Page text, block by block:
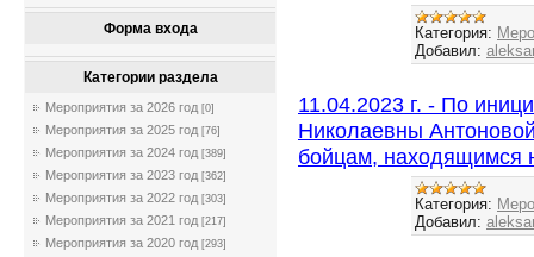
Форма входа
Категории раздела
Мероприятия за 2026 год [0]
Мероприятия за 2025 год [76]
Мероприятия за 2024 год [389]
Мероприятия за 2023 год [362]
Мероприятия за 2022 год [303]
Мероприятия за 2021 год [217]
Мероприятия за 2020 год [293]
Категория:
Добавил:
11.04.2023 г. - По
Николаевны
бойцам, находящимся
Категория:
Добавил: